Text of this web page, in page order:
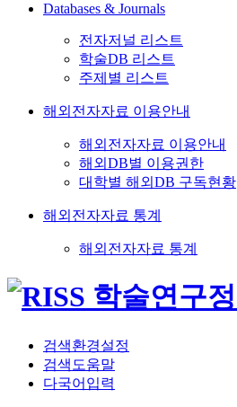
Databases & Journals
전자저널 리스트
학술DB 리스트
주제별 리스트
해외전자자료 이용안내
해외전자자료 이용안내
해외DB별 이용권한
대학별 해외DB 구독현황
해외전자자료 통계
해외전자자료 통계
검색환경설정
검색도움말
다국어입력